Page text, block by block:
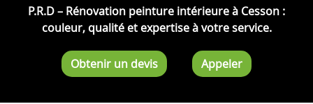
P.R.D – Rénovation peinture intérieure à Cesson :
couleur, qualité et expertise à votre service.
Obtenir un devis Appeler